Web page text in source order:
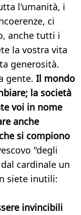
l'umanità, i
ci
anche tutti i
la vostra vita
generosità.
gente. Il mondo
la società
voi in nome
anche
si compiono
"degli
cardinale un
siete inutili:
invincibili